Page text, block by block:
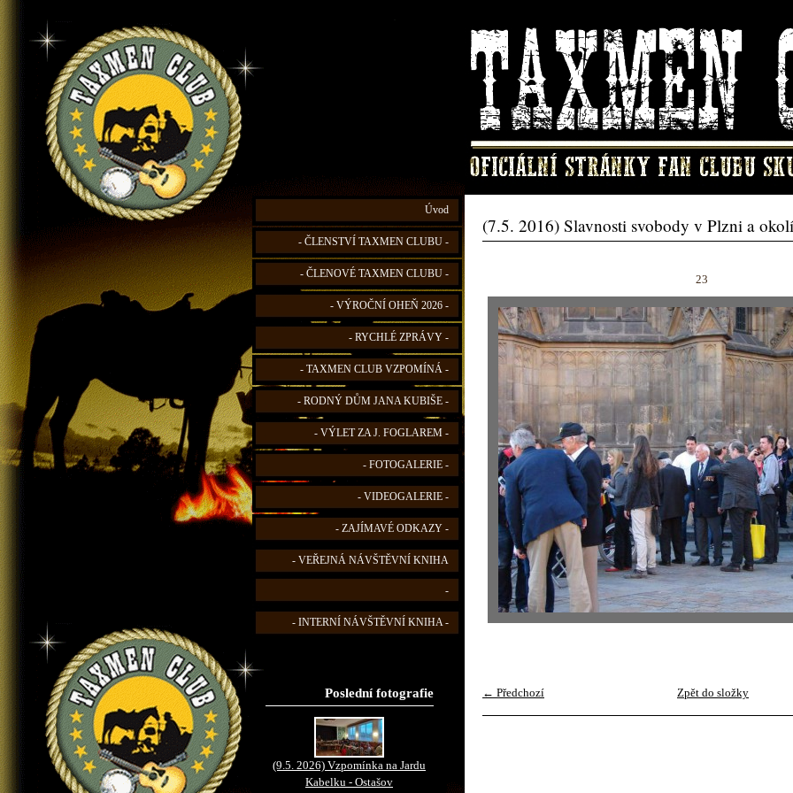
Úvod
- ČLENSTVÍ TAXMEN CLUBU -
- ČLENOVÉ TAXMEN CLUBU -
- VÝROČNÍ OHEŇ 2026 -
- RYCHLÉ ZPRÁVY -
- TAXMEN CLUB VZPOMÍNÁ -
- RODNÝ DŮM JANA KUBIŠE -
- VÝLET ZA J. FOGLAREM -
- FOTOGALERIE -
- VIDEOGALERIE -
- ZAJÍMAVÉ ODKAZY -
- VEŘEJNÁ NÁVŠTĚVNÍ KNIHA
-
- INTERNÍ NÁVŠTĚVNÍ KNIHA -
Poslední fotografie
(9.5. 2026) Vzpomínka na Jardu
Kabelku - Ostašov
(7.5. 2016) Slavnosti svobody v Plzni a okolí
23
← Předchozí Zpět do složky